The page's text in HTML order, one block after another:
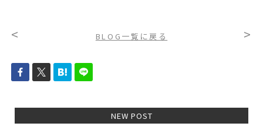
< BLOG一覧に戻る >
NEW POST